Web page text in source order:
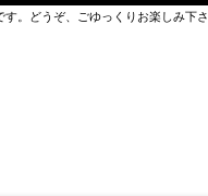
。どうぞ、ごゆっくりお楽しみ下